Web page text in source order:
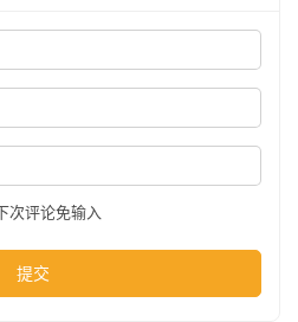
次评论免输入
提交